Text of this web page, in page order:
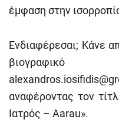
έμφαση στην
Ενδιαφέρεσαι; Κάνε
αναφέροντας τον
Ιατρός – Aarau».